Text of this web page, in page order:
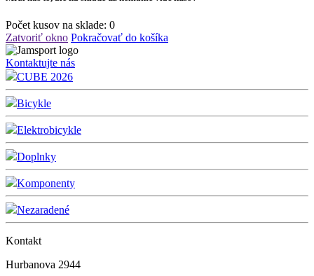
Počet kusov na sklade: 0
Zatvoriť okno Pokračovať do košíka
Kontaktujte nás
CUBE 2026
Bicykle
Elektrobicykle
Doplnky
Komponenty
Nezaradené
Kontakt
Hurbanova 2944